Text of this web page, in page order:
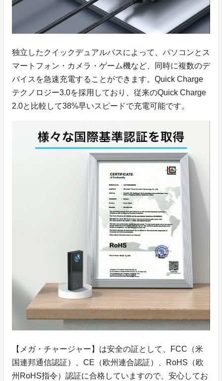
独立したクイックデュアルパスによって、パソコンとス
マートフォン・カメラ・ゲーム機など、同時に複数のデ
バイスを急速充電することができます。Quick Charge
テクノロジー3.0を採用しており、従来のQuick Charge
2.0と比較して38%早いスピードで充電可能です。
【メガ・チャージャー】は安全の証として、FCC（米
国連邦通信認証）、CE（欧州連合認証）、RoHS（欧
州RoHS指令）認証に合格していますので、安心してお